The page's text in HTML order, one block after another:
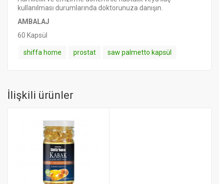
kullanılması durumlarında doktorunuza danışın.
AMBALAJ
60 Kapsül
shiffa home prostat saw palmetto kapsül
İlişkili ürünler